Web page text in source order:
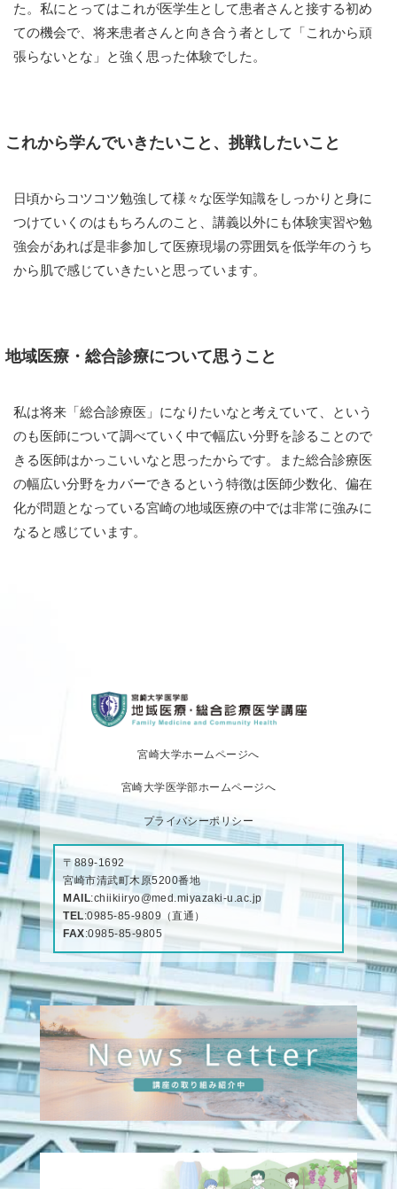
た。私にとってはこれが医学生として患者さんと接する初め
ての機会で、将来患者さんと向き合う者として「これから頑
張らないとな」と強く思った体験でした。
これから学んでいきたいこと、挑戦したいこと
日頃からコツコツ勉強して様々な医学知識をしっかりと身に
つけていくのはもちろんのこと、講義以外にも体験実習や勉
強会があれば是非参加して医療現場の雰囲気を低学年のうち
から肌で感じていきたいと思っています。
地域医療・総合診療について思うこと
私は将来「総合診療医」になりたいなと考えていて、という
のも医師について調べていく中で幅広い分野を診ることので
きる医師はかっこいいなと思ったからです。また総合診療医
の幅広い分野をカバーできるという特徴は医師少数化、偏在
化が問題となっている宮崎の地域医療の中では非常に強みに
なると感じています。
宮崎大学ホームページへ
宮崎大学医学部ホームページへ
プライバシーポリシー
〒889-1692
宮崎市清武町木原5200番地
MAIL:chiikiiryo@med.miyazaki-u.ac.jp
TEL:0985-85-9809 （直通）
FAX:0985-85-9805